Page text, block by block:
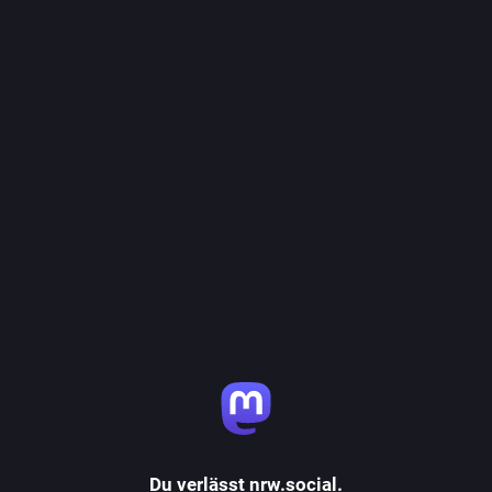
Du verlässt nrw.social.